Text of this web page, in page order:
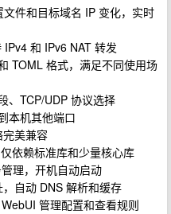
文件和目标域名 IP 变化，实时
IPv4 和 IPv6 NAT 转发
TOML 格式，满足不同使用场
、TCP/UDP 协议选择
本机其他端口
美兼容
依赖标准库和少量核心库
理，开机自动启动
自动 DNS 解析和缓存
管理配置和查看规则